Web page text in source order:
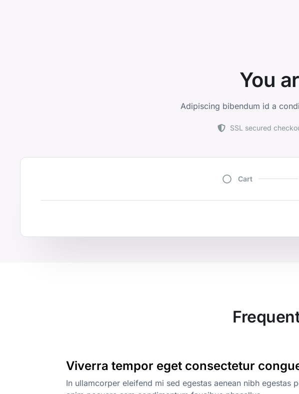
You
Adipiscing bibendum id a
SSL secured
Cart
Viverra tempor eget consectetur
In ullamcorper eleifend mi sed egestas aenean nibh egestas